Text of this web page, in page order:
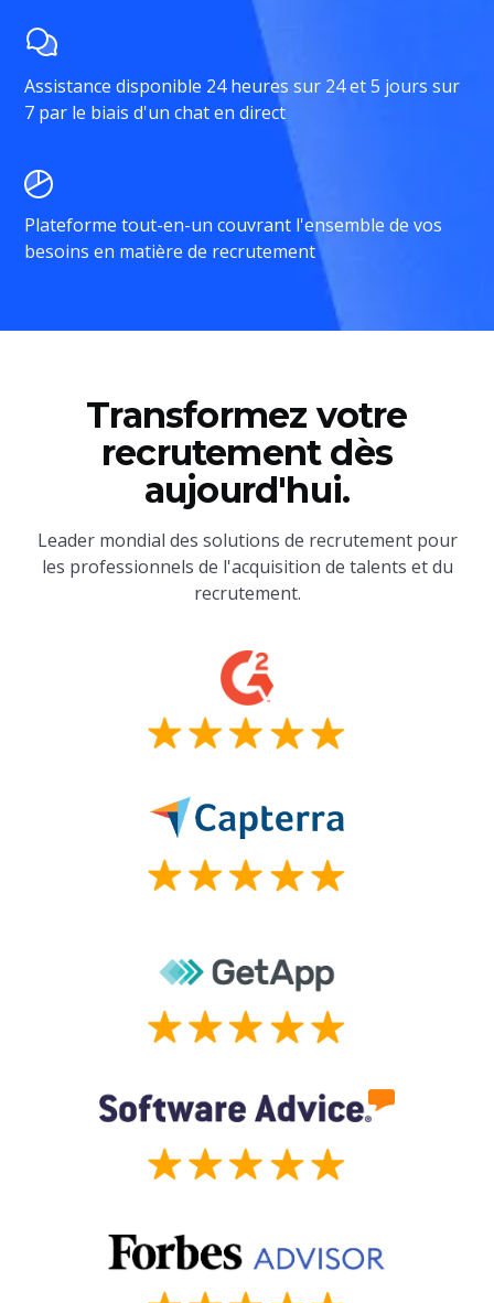
Assistance disponible 24 heures sur 24 et 5 jours sur
7 par le biais d'un chat en direct
Plateforme tout-en-un couvrant l'ensemble de vos
besoins en matière de recrutement
Transformez votre
recrutement dès
aujourd'hui.
Leader mondial des solutions de recrutement pour
les professionnels de l'acquisition de talents et du
recrutement.